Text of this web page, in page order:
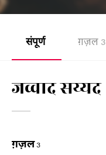
संपूर्ण ग़ज़ल 3
जव्वाद सय्यद
ग़ज़ल3